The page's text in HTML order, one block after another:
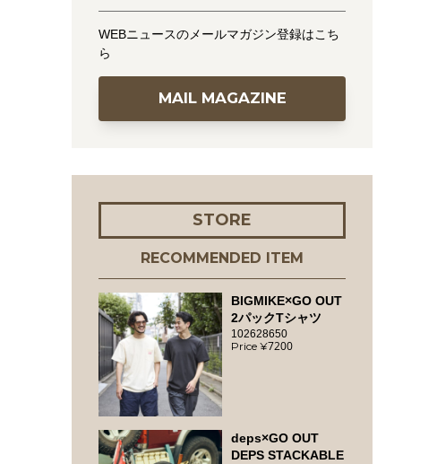
WEBニュースのメールマガジン登録はこち
ら
MAIL MAGAZINE
STORE
RECOMMENDED ITEM
BIGMIKE×GO OUT
2パックTシャツ
102628650
7200
deps×GO OUT
DEPS STACKABLE